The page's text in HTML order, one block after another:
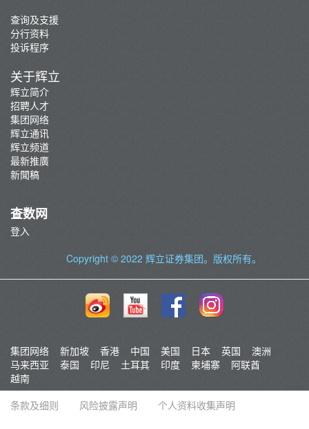
常见问题
最新推广
防骗及网络安全资讯
辉立证券开户优惠总览
查询及支援
分行资料
投诉程序
关于辉立
辉立简介
招聘人才
集团网络
辉立通讯
辉立频道
最新推廣
新聞稿
查数网
登入
Copyright © 2022 辉立证券集团。版权所有。
集团网络 新加坡 香港 中国 美国 日本 英国
澳洲
马来西亚
泰国 印尼 土耳其 印度 柬埔寨
阿联酋
越南
条款及细则
风险披露声明 个人资料收集声明